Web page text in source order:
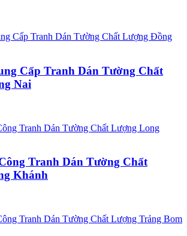
Cấp Tranh Dán Tường Chất
Nai
Tranh Dán Tường Chất
Khánh